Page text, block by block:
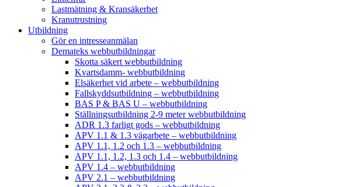
Lastmätning & Kransäkerhet
Kranutrustning
Utbildning
Gör en intresseanmälan
Demateks webbutbildningar
Skotta säkert webbutbildning
Kvartsdamm- webbutbildning
Elsäkerhet vid arbete – webbutbildning
Fallskyddsutbildning – webbutbildning
BAS P & BAS U – webbutbildning
Ställningsutbildning 2-9 meter webbutbildning
ADR 1.3 farligt gods – webbutbildning
APV 1.1 & 1.3 vägarbete – webbutbildning
APV 1.1, 1.2 och 1.3 – webbutbildning
APV 1.1, 1.2, 1.3 och 1.4 – webbutbildning
APV 1.4 – webbutbildning
APV 2.1 – webbutbildning